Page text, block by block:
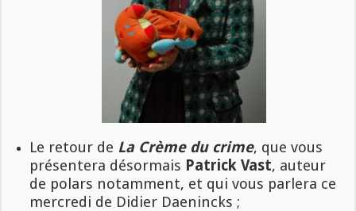
Le retour de La Crème du crime, que vous
présentera désormais Patrick Vast, auteur
de polars notamment, et qui vous parlera ce
mercredi de Didier Daenincks ;